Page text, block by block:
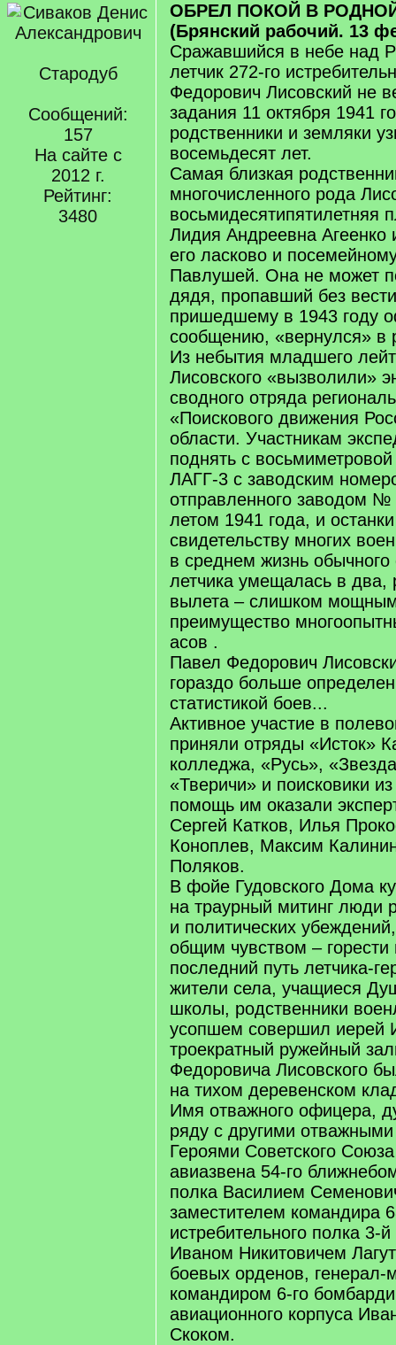
Стародуб
Сообщений:
157
На сайте с
2012 г.
Рейтинг:
3480
ОБРЕЛ ПОКОЙ В
(Брянский рабочий. 13
Сражавшийся в небе над
летчик 272-го
Федорович Лисовский не
задания 11 октября 1941
родственники и земляки
восемьдесят лет.
Самая близкая
многочисленного рода
восьмидесятипятилетняя
Лидия Андреевна Агеенко
его ласково и
Павлушей. Она не может
дядя, пропавший без
пришедшему в 1943 году
сообщению, «вернулся» в
Из небытия младшего
Лисовского «вызволили»
сводного отряда
«Поискового движения
области. Участникам
поднять с
ЛАГГ-3 с заводским
отправленного заводом №
летом 1941 года, и
свидетельству многих
в среднем жизнь обычного
летчика умещалась в два,
вылета – слишком
преимущество
асов .
Павел Федорович
гораздо больше
статистикой боев...
Активное участие в
приняли отряды «Исток»
колледжа, «Русь»,
«Тверичи» и поисковики
помощь им оказали
Сергей Катков, Илья
Коноплев, Максим
Поляков.
В фойе Гудовского Дома
на траурный митинг люди
и политических
общим чувством – горести
последний путь летчика-
жители села, учащиеся
школы, родственники
усопшем совершил иерей
троекратный ружейный
Федоровича Лисовского
на тихом деревенском
Имя отважного офицера,
ряду с другими
Героями Советского
авиазвена 54-го
полка Василием
заместителем командира
истребительного полка
Иваном Никитовичем
боевых орденов, генерал-
командиром 6-го
авиационного корпуса
Скоком.